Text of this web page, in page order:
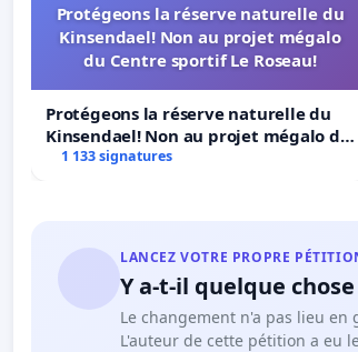
Protégeons la réserve naturelle du
Kinsendael! Non au projet mégalo
du Centre sportif Le Roseau!
Protégeons la réserve naturelle du
Kinsendael! Non au projet mégalo du
Centre sportif Le Roseau!
1 133 signatures
LANCEZ VOTRE PROPRE
Y a-t-il quelque
Le changement n'a pas lieu en
L'auteur de cette pétition a eu